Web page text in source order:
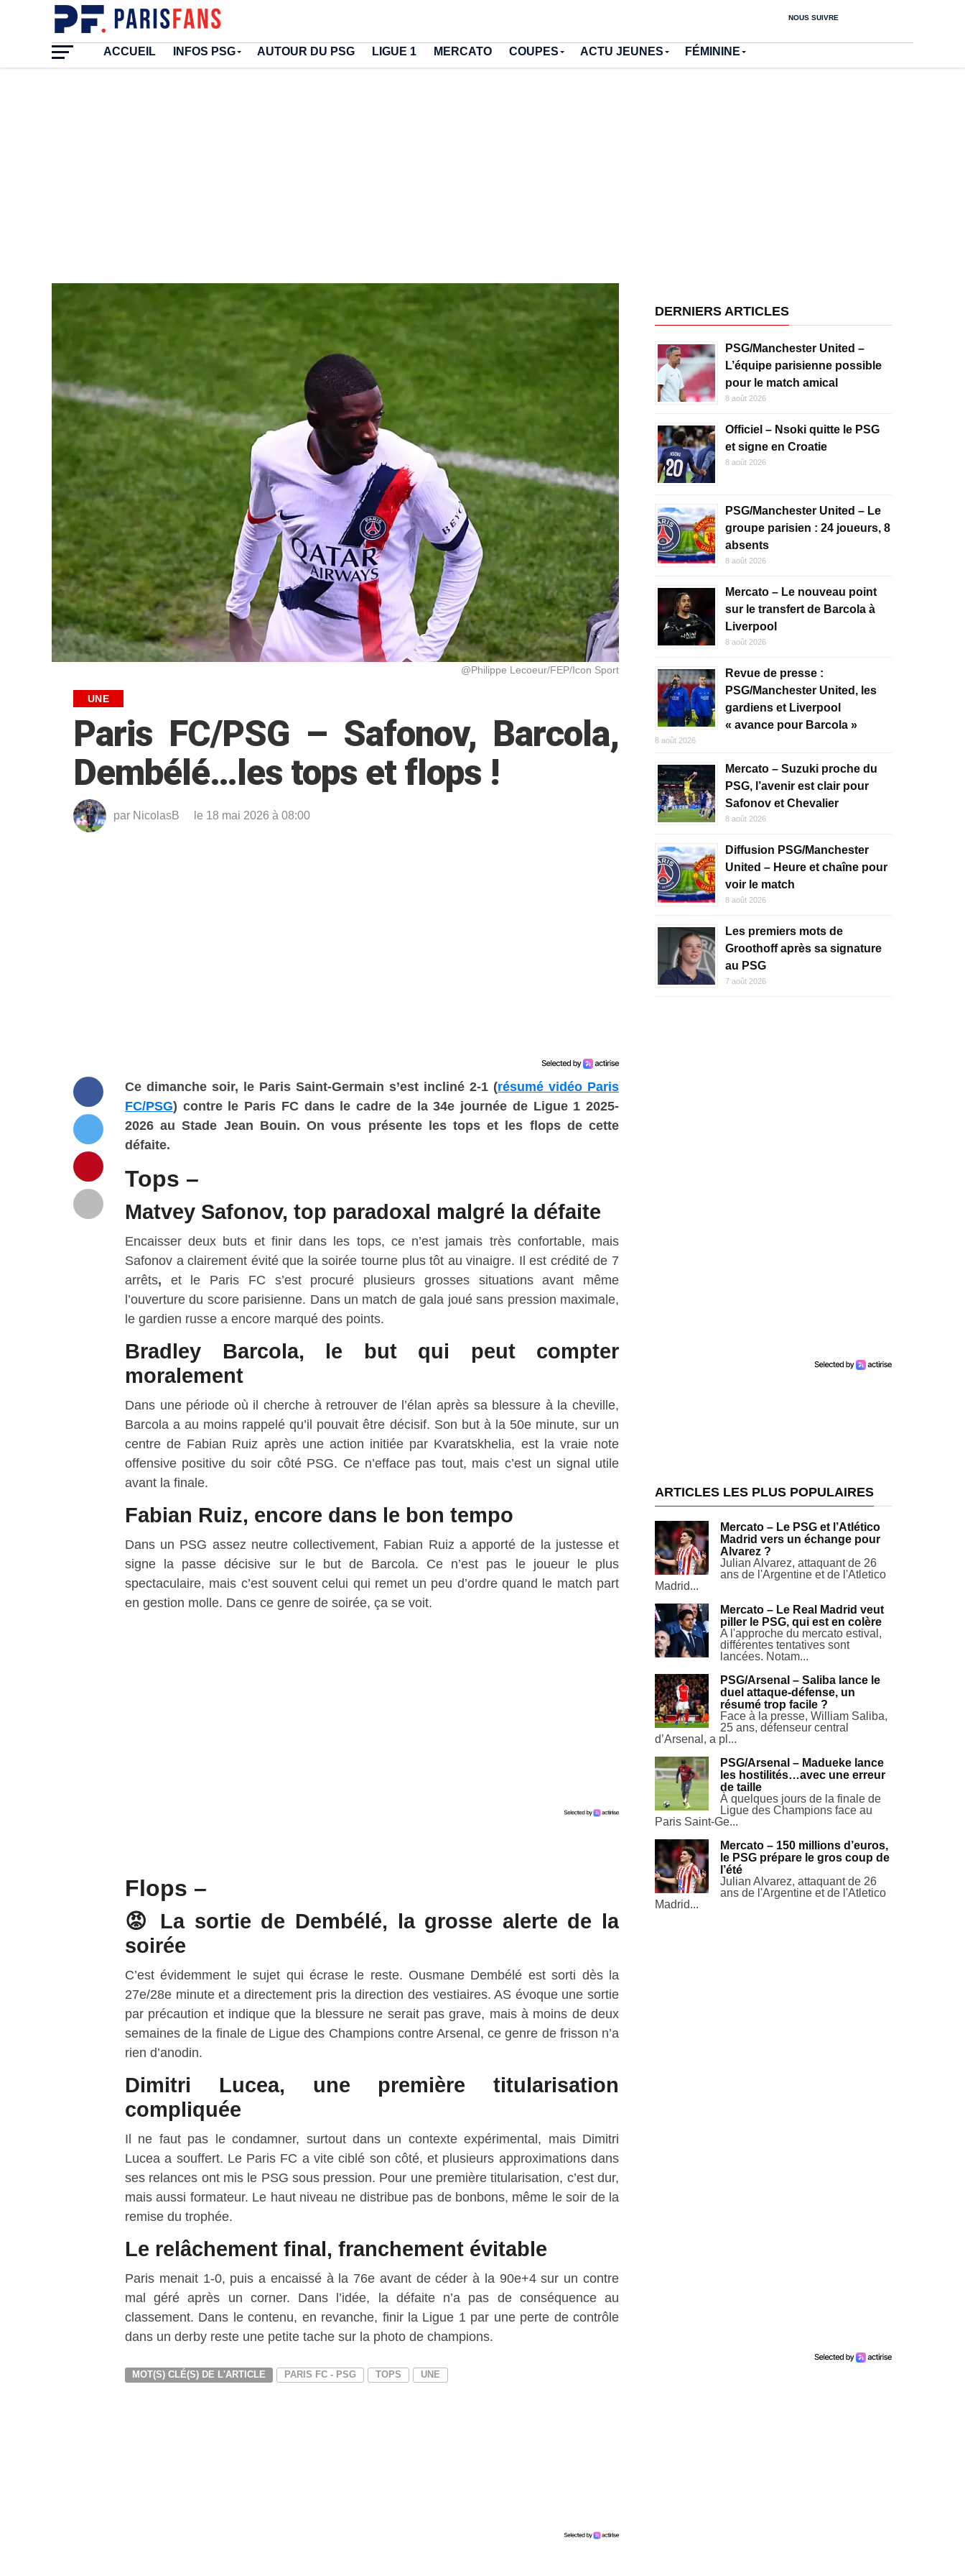
NOUS SUIVRE
ACCUEIL INFOS PSG AUTOUR DU PSG LIGUE 1 MERCATO COUPES ACTU JEUNES FÉMININE
@Philippe Lecoeur/FEP/Icon Sport
UNE
Paris FC/PSG – Safonov, Barcola,
Dembélé…les tops et flops !
par NicolasB le 18 mai 2026 à 08:00
Ce dimanche soir, le Paris Saint-Germain s’est incliné 2-1 (résumé vidéo Paris
FC/PSG) contre le Paris FC dans le cadre de la 34e journée de Ligue 1 2025-
2026 auStade Jean Bouin. On vous présente les tops et les flops de cette
défaite.
Tops –
Matvey Safonov, top paradoxal malgré la défaite
Encaisser deux buts et finir dans les tops, ce n’est jamais très confortable, mais
Safonov a clairement évité que la soirée tourne plus tôt au vinaigre. Il est crédité de 7
arrêts, et le Paris FC s’est procuré plusieurs grosses situations avant même
l’ouverture du score parisienne. Dans un match de gala joué sans pression maximale,
le gardien russe a encore marqué des points.
Bradley Barcola, le but qui peut compter
moralement
Dans une période où il cherche à retrouver de l’élan après sa blessure à la cheville,
Barcola a au moins rappelé qu’il pouvait être décisif. Son but à la 50e minute, sur un
centre de Fabian Ruiz après une action initiée par Kvaratskhelia, est la vraie note
offensive positive du soir côté PSG. Ce n’efface pas tout, mais c’est un signal utile
avant la finale.
Fabian Ruiz, encore dans le bon tempo
Dans un PSG assez neutre collectivement, Fabian Ruiz a apporté de la justesse et
signe la passe décisive sur le but de Barcola. Ce n’est pas le joueur le plus
spectaculaire, mais c’est souvent celui qui remet un peu d’ordre quand le match part
en gestion molle. Dans ce genre de soirée, ça se voit.
Flops –
😡 La sortie de Dembélé, la grosse alerte de la
soirée
C’est évidemment le sujet qui écrase le reste. Ousmane Dembélé est sorti dès la
27e/28e minute et a directement pris la direction des vestiaires. AS évoque une sortie
par précaution et indique que la blessure ne serait pas grave, mais à moins de deux
semaines de la finale de Ligue des Champions contre Arsenal, ce genre de frisson n’a
rien d’anodin.
Dimitri Lucea, une première titularisation
compliquée
Il ne faut pas le condamner, surtout dans un contexte expérimental, mais Dimitri
Lucea a souffert. Le Paris FC a vite ciblé son côté, et plusieurs approximations dans
ses relances ont mis le PSG sous pression. Pour une première titularisation, c’est dur,
mais aussi formateur. Le haut niveau ne distribue pas de bonbons, même le soir de la
remise du trophée.
Le relâchement final, franchement évitable
Paris menait 1-0, puis a encaissé à la 76e avant de céder à la 90e+4 sur un contre
mal géré après un corner. Dans l’idée, la défaite n’a pas de conséquence au
classement. Dans le contenu, en revanche, finir la Ligue 1 par une perte de contrôle
dans un derby reste une petite tache sur la photo de champions.
MOT(S) CLÉ(S) DE L'ARTICLE PARIS FC - PSG TOPS UNE
DERNIERS ARTICLES
PSG/Manchester United –
L’équipe parisienne possible
pour le match amical
8 août 2026
Officiel – Nsoki quitte le PSG
et signe en Croatie
8 août 2026
PSG/Manchester United – Le
groupe parisien : 24 joueurs, 8
absents
8 août 2026
Mercato – Le nouveau point
sur le transfert de Barcola à
Liverpool
8 août 2026
Revue de presse :
PSG/Manchester United, les
gardiens et Liverpool
« avance pour Barcola »
8 août 2026
Mercato – Suzuki proche du
PSG, l’avenir est clair pour
Safonov et Chevalier
8 août 2026
Diffusion PSG/Manchester
United – Heure et chaîne pour
voir le match
8 août 2026
Les premiers mots de
Groothoff après sa signature
au PSG
7 août 2026
ARTICLES LES PLUS POPULAIRES
Mercato – Le PSG et l’Atlético
Madrid vers un échange pour
Alvarez ?
Julian Alvarez, attaquant de 26
ans de l'Argentine et de l'Atletico
Madrid...
Mercato – Le Real Madrid veut
piller le PSG, qui est en colère
A l'approche du mercato estival,
différentes tentatives sont
lancées. Notam...
PSG/Arsenal – Saliba lance le
duel attaque-défense, un
résumé trop facile ?
Face à la presse, William Saliba,
25 ans, défenseur central
d’Arsenal, a pl...
PSG/Arsenal – Madueke lance
les hostilités…avec une erreur
de taille
À quelques jours de la finale de
Ligue des Champions face au
Paris Saint-Ge...
Mercato – 150 millions d’euros,
le PSG prépare le gros coup de
l’été
Julian Alvarez, attaquant de 26
ans de l'Argentine et de l'Atletico
Madrid...